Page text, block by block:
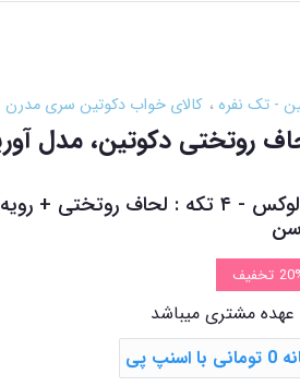
- تک نفره کالای خواب دکوتین سری مدرن
روتختی دکوتین، مدل
جنس میکرو لوکس - ۴ تکه : لحاف
تخفیف
مشتری میباشد